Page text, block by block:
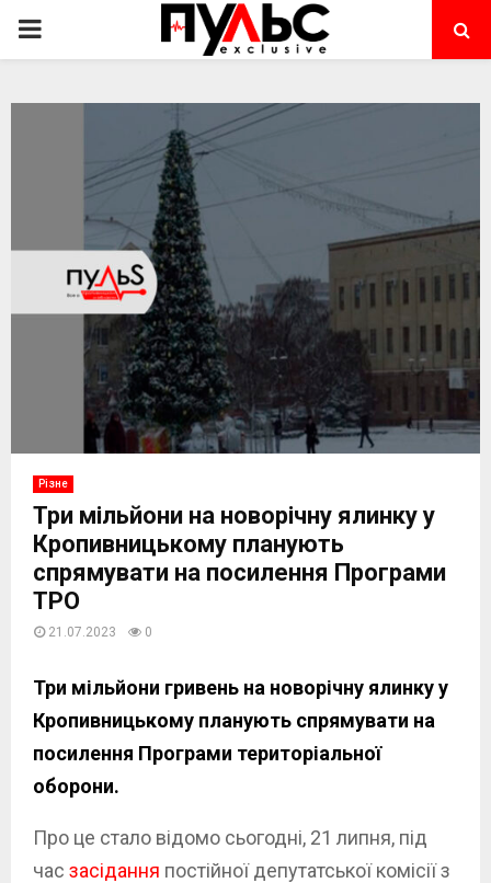
PRIMARY
Різне
Три мільйони на новорічну ялинку у
Кропивницькому планують
спрямувати на посилення Програми
ТРО
21.07.2023 0
Три мільйони гривень на новорічну ялинку у
Кропивницькому планують спрямувати на
посилення Програми територіальної
оборони.
Про це стало відомо сьогодні, 21 липня, під
час засідання постійної депутатської комісії з